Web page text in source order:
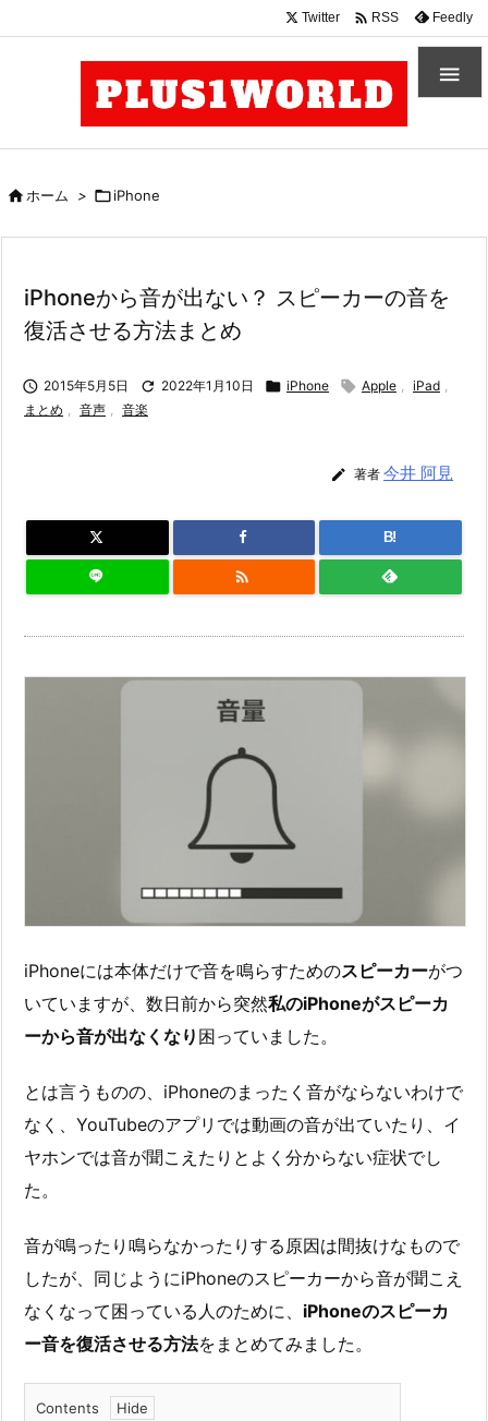

Twitter  RSS Feedly
ホーム > iPhone
iPhoneから音が出ない？ スピーカーの音を
復活させる方法まとめ
 2015年5月5日  2022年1月10日  iPhone  Apple , iPad ,
まとめ , 音声 , 音楽
 著者 今井 阿見
B!

iPhoneには本体だけで音を鳴らすためのスピーカーがつ
いていますが、数日前から突然私のiPhoneがスピーカ
ーから音が出なくなり 困っていました。
とは言うものの、iPhoneのまったく音がならないわけで
なく、YouTubeのアプリでは動画の音が出ていたり、イ
ヤホンでは音が聞こえたりとよく分からない症状でし
た。
音が鳴ったり鳴らなかったりする原因は間抜けなもので
したが、同じようにiPhoneのスピーカーから音が聞こえ
なくなって困っている人のために、 iPhoneのスピーカ
ー音を復活させる方法をまとめてみました。
Contents